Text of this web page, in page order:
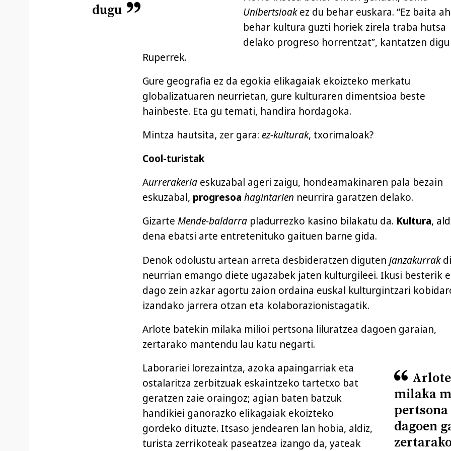
dugu
Unibertsioakez du behar euskara. “Ez baita
behar kultura guzti horiek zirela traba hutsa
delako progreso horrentzat”, kantatzen digu
Ruperrek.
Gure geografia ez da egokia elikagaiak ekoizteko merkatu
globalizatuaren neurrietan, gure kulturaren dimentsioa beste
hainbeste. Eta gu temati, handira hordagoka.
Mintza hautsita, zer gara: ez-kulturak, txorimaloak?
Cool-turistak
Aurrerakeria eskuzabal ageri zaigu, hondeamakinaren pala bezain
eskuzabal, progresoa hagintarien neurrira garatzen delako.
Gizarte Mende-baldarra pladurrezko kasino bilakatu da. Kultura,
dena ebatsi arte entretenituko gaituen barne gida.
Denok odolustu artean arreta desbideratzen diguten janzakurrak
neurrian emango diete ugazabek jaten kulturgileei. Ikusi besterik
dago zein azkar agortu zaion ordaina euskal kulturgintzari
izandako jarrera otzan eta kolaborazionistagatik.
Arlote batekin milaka milioi pertsona liluratzea dagoen garaian,
zertarako mantendu lau katu negarti.
milaka
dagoen
Laborariei lorezaintza, azoka apaingarriak eta
ostalaritza zerbitzuak eskaintzeko tartetxo bat
geratzen zaie oraingoz; agian baten batzuk
handikiei ganorazko elikagaiak ekoizteko
gordeko dituzte. Itsaso jendearen lan hobia, aldiz,
turista zerrikoteak paseatzea izango da, yateak